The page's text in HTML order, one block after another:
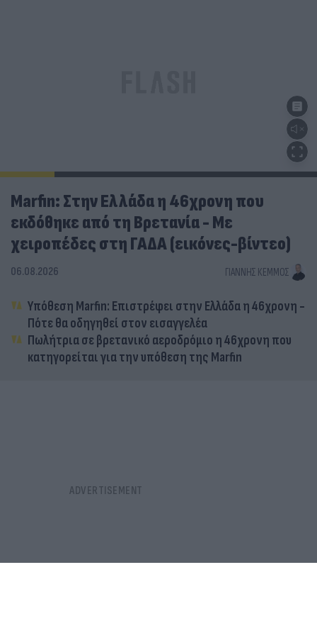
Marfin: Στην Ελλάδα η 46χρονη που
εκδόθηκε από τη Βρετανία - Με
χειροπέδες στη ΓΑΔΑ (εικόνες-βίντεο)
06.08.2026 ΓΙΆΝΝΗΣ ΚΈΜΜΟΣ
Υπόθεση Marfin: Επιστρέφει στην Ελλάδα η 46χρονη -
Πότε θα οδηγηθεί στον εισαγγελέα
Πωλήτρια σε βρετανικό αεροδρόμιο η 46χρονη που
κατηγορείται για την υπόθεση της Marfin